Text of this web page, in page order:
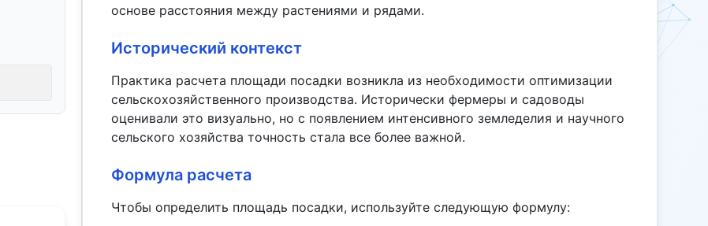
основе расстояния между растениями и рядами.
Исторический контекст
Практика расчета площади посадки возникла из необходимости оптимизации
сельскохозяйственного производства. Исторически фермеры и садоводы
оценивали это визуально, но с появлением интенсивного земледелия и научного
сельского хозяйства точность стала все более важной.
Формула расчета
Чтобы определить площадь посадки, используйте следующую формулу: